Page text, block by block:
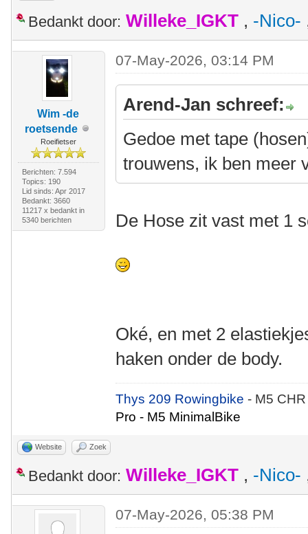
Bedankt door: Willeke_IGKT , -Nico-
Wim -de
roetsende
Roeifietser
Berichten: 7.594
Topics: 190
Lid sinds: Apr 2017
Bedankt: 3660
11217 x bedankt in
5340 berichten
07-May-2026, 03:14 PM
Arend-Jan schreef:
Gedoe met tape
trouwens, ik ben meer
De Hose zit vast met 1
Oké, en met 2
haken onder de body.
Thys 209 Rowingbike- M5
Pro - M5 MinimalBike
Website Zoek
Bedankt door: Willeke_IGKT , -Nico-
07-May-2026, 05:38 PM